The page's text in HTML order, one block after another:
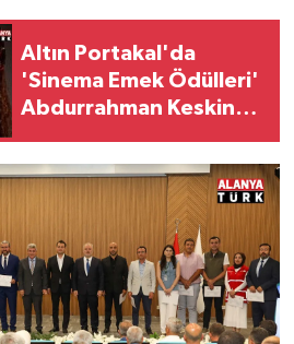
Altın Portakal'da
'Sinema Emek Ödülleri'
Abdurrahman Keskiner
verilecek